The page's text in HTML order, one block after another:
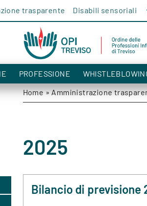
trasparente Disabili sensoriali
PROFESSIONE
Home»Amministrazione
2025
Bilancio di previsione